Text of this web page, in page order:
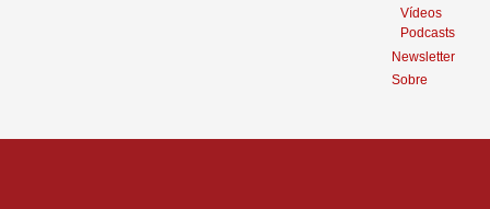
Vídeos
Podcasts
Newsletter
Sobre